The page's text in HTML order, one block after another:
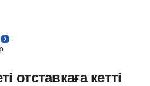
отставкаға кетті